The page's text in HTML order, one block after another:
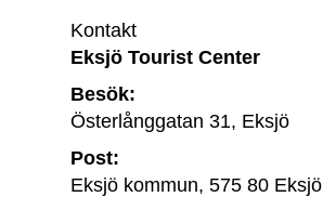
Kontakt
Eksjö Tourist Center
Besök:
Österlånggatan 31, Eksjö
Post:
Eksjö kommun, 575 80 Eksjö